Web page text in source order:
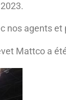
nos agents
Mattco a